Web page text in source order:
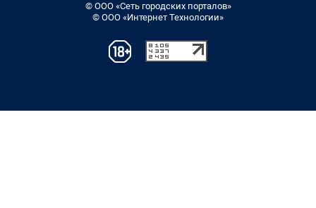
© ООО «Сеть городских порталов»
© ООО «Интернет Технологии»